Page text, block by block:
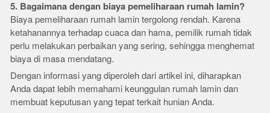
5. Bagaimana dengan biaya pemeliharaan rumah lamin?
Biaya pemeliharaan rumah lamin tergolong rendah. Karena
ketahanannya terhadap cuaca dan hama, pemilik rumah tidak
perlu melakukan perbaikan yang sering, sehingga menghemat
biaya di masa mendatang.
Dengan informasi yang diperoleh dari artikel ini, diharapkan
Anda dapat lebih memahami keunggulan rumah lamin dan
membuat keputusan yang tepat terkait hunian Anda.